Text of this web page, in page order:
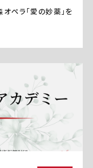
オペラ「愛の妙薬」を